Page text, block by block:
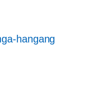
hangang